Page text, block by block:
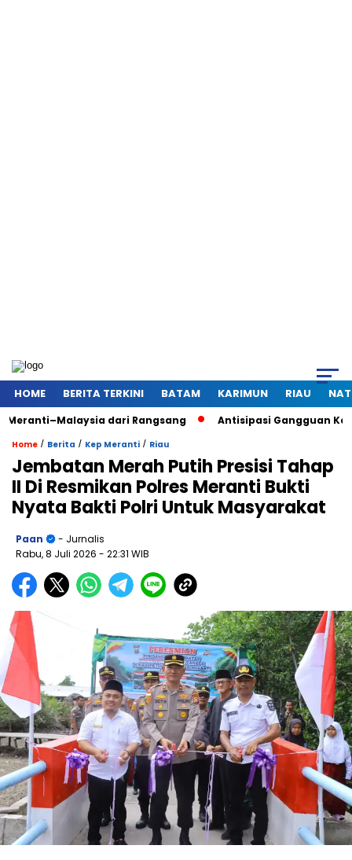
HOME BERITA TERKINI BATAM KARIMUN RIAU
dari Rangsang Antisipasi Gangguan Kamtibmas
Home / Berita / Kep Meranti / Riau
Jembatan Merah Putih Presisi Tahap
II Di Resmikan Polres Meranti Bukti
Nyata Bakti Polri Untuk Masyarakat
Paan
- Jurnalis
Rabu, 8 Juli 2026 - 22:31 WIB